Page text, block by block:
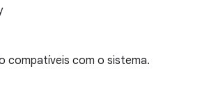
compatíveis com o sistema.